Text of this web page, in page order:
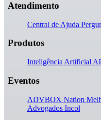
Atendimento
Central de Ajuda
Produtos
Inteligência Artificial
Eventos
ADVBOX Nation
Advogados Incol